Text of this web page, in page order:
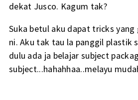
dekat Jusco. Kagum tak?
Suka betul aku dapat tricks
ni. Aku tak tau la panggil plastik
dulu ada ja belajar subject
subject...hahahhaa..melayu